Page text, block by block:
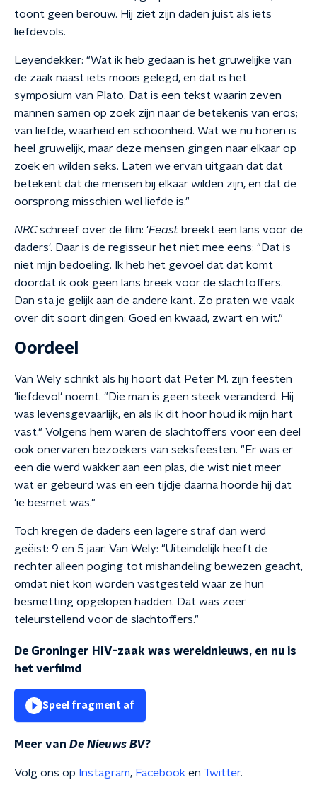
toont geen berouw. Hij ziet zijn daden juist als iets
liefdevols.
Leyendekker: "Wat ik heb gedaan is het gruwelijke van
de zaak naast iets moois gelegd, en dat is het
symposium van Plato. Dat is een tekst waarin zeven
mannen samen op zoek zijn naar de betekenis van eros;
van liefde, waarheid en schoonheid. Wat we nu horen is
heel gruwelijk, maar deze mensen gingen naar elkaar op
zoek en wilden seks. Laten we ervan uitgaan dat dat
betekent dat die mensen bij elkaar wilden zijn, en dat de
oorsprong misschien wel liefde is."
NRCschreef over de film: 'Feast breekt een lans voor de
daders'. Daar is de regisseur het niet mee eens: "Dat is
niet mijn bedoeling. Ik heb het gevoel dat dat komt
doordat ik ook geen lans breek voor de slachtoffers.
Dan sta je gelijk aan de andere kant. Zo praten we vaak
over dit soort dingen: Goed en kwaad, zwart en wit."
Oordeel
Van Wely schrikt als hij hoort dat Peter M. zijn feesten
'liefdevol' noemt. "Die man is geen steek veranderd. Hij
was levensgevaarlijk, en als ik dit hoor houd ik mijn hart
vast." Volgens hem waren de slachtoffers voor een deel
ook onervaren bezoekers van seksfeesten. "Er was er
een die werd wakker aan een plas, die wist niet meer
wat er gebeurd was en een tijdje daarna hoorde hij dat
'ie besmet was."
Toch kregen de daders een lagere straf dan werd
geëist: 9 en 5 jaar. Van Wely: "Uiteindelijk heeft de
rechter alleen poging tot mishandeling bewezen geacht,
omdat niet kon worden vastgesteld waar ze hun
besmetting opgelopen hadden. Dat was zeer
teleurstellend voor de slachtoffers."
De Groninger HIV-zaak was wereldnieuws, en nu is
het verfilmd
Speel fragment af
Meer van De Nieuws BV?
Volg ons op Instagram, Facebook en Twitter.